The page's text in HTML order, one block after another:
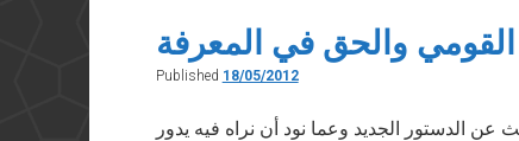
القومي والحق في المعرفة
Published 18/05/2012
في ١٨ مايو ٢٠١٢ عند الحديث عن الدستور الجديد وعما نود أن نراه فيه يدور